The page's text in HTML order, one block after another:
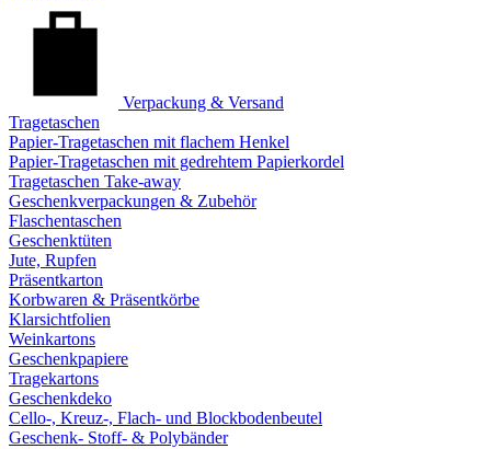
Verpackung & Versand
Tragetaschen
Papier-Tragetaschen mit flachem Henkel
Papier-Tragetaschen mit gedrehtem Papierkordel
Tragetaschen Take-away
Geschenkverpackungen & Zubehör
Flaschentaschen
Geschenktüten
Jute, Rupfen
Präsentkarton
Korbwaren & Präsentkörbe
Klarsichtfolien
Weinkartons
Geschenkpapiere
Tragekartons
Geschenkdeko
Cello-, Kreuz-, Flach- und Blockbodenbeutel
Geschenk- Stoff- & Polybänder